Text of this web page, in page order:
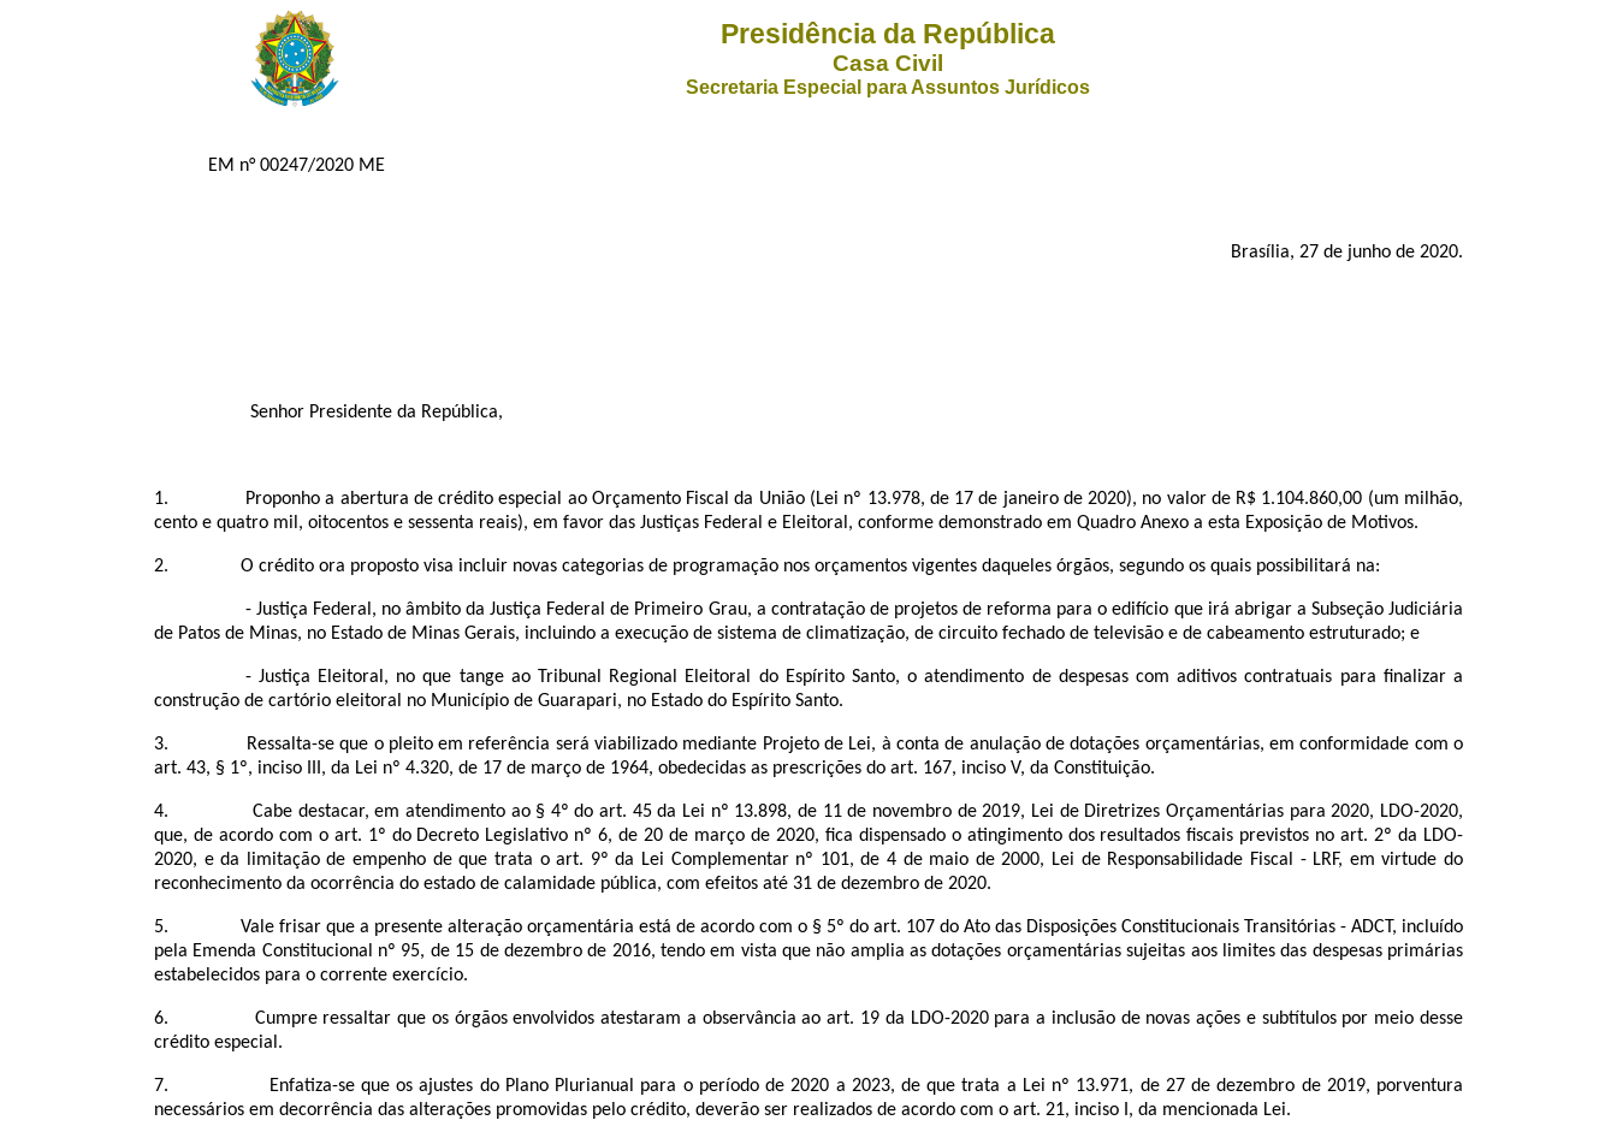
Presidência da República
Casa Civil
Secretaria Especial para Assuntos Jurídicos
EM n° 00247/2020 ME
Brasília, 27 de junho de 2020.
Senhor Presidente da República,
1. Proponho a abertura de crédito especial ao Orçamento Fiscal da União (Lei nº 13.978, de 17 de janeiro de 2020), no valor de R$ 1.104.860,00 (um milhão,
cento e quatro mil, oitocentos e sessenta reais), em favor das Justiças Federal e Eleitoral, conforme demonstrado em Quadro Anexo a esta Exposição de Motivos.
2. O crédito ora proposto visa incluir novas categorias de programação nos orçamentos vigentes daqueles órgãos, segundo os quais possibilitará na:
- Justiça Federal, no âmbito da Justiça Federal de Primeiro Grau, a contratação de projetos de reforma para o edifício que irá abrigar a Subseção Judiciária
de Patos de Minas, no Estado de Minas Gerais, incluindo a execução de sistema de climatização, de circuito fechado de televisão e de cabeamento estruturado; e
- Justiça Eleitoral, no que tange ao Tribunal Regional Eleitoral do Espírito Santo, o atendimento de despesas com aditivos contratuais para finalizar a
construção de cartório eleitoral no Município de Guarapari, no Estado do Espírito Santo.
3. Ressalta-se que o pleito em referência será viabilizado mediante Projeto de Lei, à conta de anulação de dotações orçamentárias, em conformidade com o
art. 43, § 1º, inciso III, da Lei nº 4.320, de 17 de março de 1964, obedecidas as prescrições do art. 167, inciso V, da Constituição.
4. Cabe destacar, em atendimento ao § 4º do art. 45 da Lei nº 13.898, de 11 de novembro de 2019, Lei de Diretrizes Orçamentárias para 2020, LDO-2020,
que, de acordo com o art. 1º do Decreto Legislativo nº 6, de 20 de março de 2020, fica dispensado o atingimento dos resultados fiscais previstos no art. 2º da LDO-
2020, e da limitação de empenho de que trata o art. 9º da Lei Complementar nº 101, de 4 de maio de 2000, Lei de Responsabilidade Fiscal - LRF, em virtude do
reconhecimento da ocorrência do estado de calamidade pública, com efeitos até 31 de dezembro de 2020.
5. Vale frisar que a presente alteração orçamentária está de acordo com o § 5º do art. 107 do Ato das Disposições Constitucionais Transitórias - ADCT, incluído
pela Emenda Constitucional nº 95, de 15 de dezembro de 2016, tendo em vista que não amplia as dotações orçamentárias sujeitas aos limites das despesas primárias
estabelecidos para o corrente exercício.
6. Cumpre ressaltar que os órgãos envolvidos atestaram a observância ao art. 19 da LDO-2020 para a inclusão de novas ações e subtítulos por meio desse
crédito especial.
7. Enfatiza-se que os ajustes do Plano Plurianual para o período de 2020 a 2023, de que trata a Lei nº 13.971, de 27 de dezembro de 2019, porventura
necessários em decorrência das alterações promovidas pelo crédito, deverão ser realizados de acordo com o art. 21, inciso I, da mencionada Lei.